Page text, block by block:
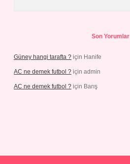
Son Yorumlar
Güney hangi tarafta ? için Hanife
AC ne demek futbol ? için admin
AC ne demek futbol ? için Barış